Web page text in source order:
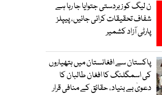
ن لیگ کو زبردستی جتوایا جا رہا ہے
شفاف تحقیقات کرائی جائیں، پیپلز
پارٹی آزاد کشمیر
پاکستان سے افغانستان میں ہتھیاروں
کی اسمگلنگ کا افغان طالبان کا
دعویٰ بے بنیاد، حقائق کے منافی قرار